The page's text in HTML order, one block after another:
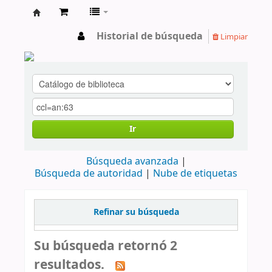
Historial de búsqueda Limpiar
Ir
Búsqueda avanzada
Búsqueda de autoridad
Nube de etiquetas
Refinar su búsqueda
Su búsqueda retornó 2
resultados.